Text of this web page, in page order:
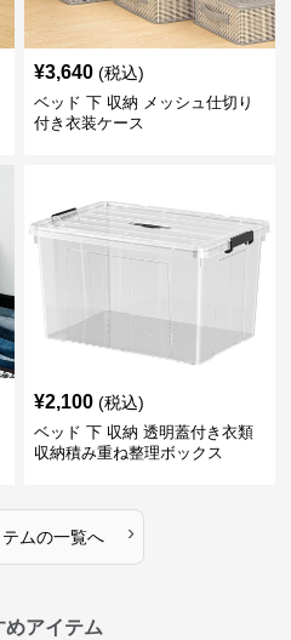
¥3,640 (税込)
ベッド 下 収納 メッシュ仕切り
付き衣装ケース
¥2,100 (税込)
ベッド 下 収納 透明蓋付き衣類
収納積み重ね整理ボックス
ムの一覧へ ›
めアイテム